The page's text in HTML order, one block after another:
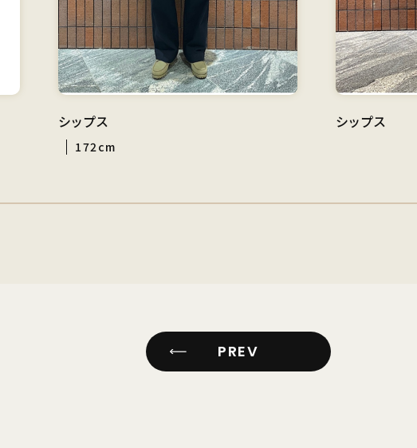
シップス
172cm
シップス
PREV